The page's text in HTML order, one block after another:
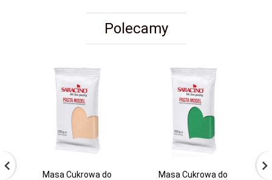
Polecamy
Masa Cukrowa do
Masa Cukrowa do